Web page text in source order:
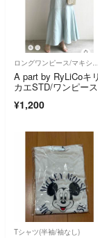
ロングワンピース/マキシワンピース
A part by RyLiCoキリ
カエSTD/ワンピース
¥1,200
Tシャツ(半袖/袖なし)